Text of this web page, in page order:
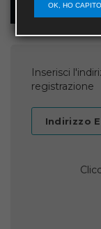
Recupera
Inserisci
registrazione
Indirizzo
OK, HO